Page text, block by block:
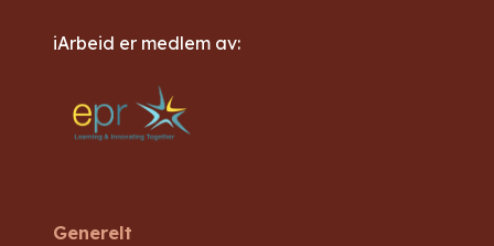
iArbeid er medlem av:
Generelt